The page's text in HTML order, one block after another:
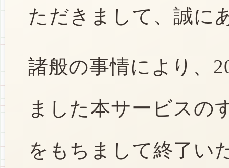
ただきまして、誠に
諸般の事情により、
ました本サービスの
をもちまして終了い